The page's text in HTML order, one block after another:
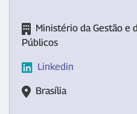
Ministério da Gestão e
Públicos
Linkedin
Brasília